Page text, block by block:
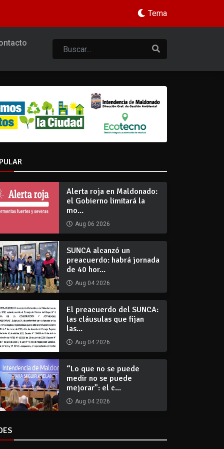
Tema
Alerta roja en Maldonado:
el Gobierno limitará la
mo...
Aug 06 2026
SUNCA alcanzó un
preacuerdo: habrá jornada
de 40 hor...
Aug 04 2026
El preacuerdo del SUNCA:
las cláusulas que fijan
las...
Aug 04 2026
“Lo que no se puede
medir no se puede
mejorar”: el c...
Aug 04 2026